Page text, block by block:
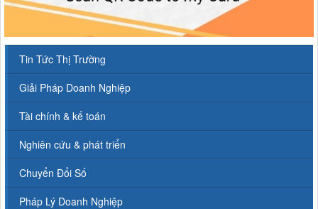
Tin Tức Thị Trường
Giải Pháp Doanh Nghiệp
Tài chính & kế toán
Nghiên cứu & phát triển
Chuyển Đổi Số
Pháp Lý Doanh Nghiệp